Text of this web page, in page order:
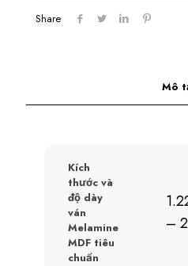
Share
Mô
Kích
thước và
độ dày
ván
Melamine
MDF tiêu
chuẩn
–